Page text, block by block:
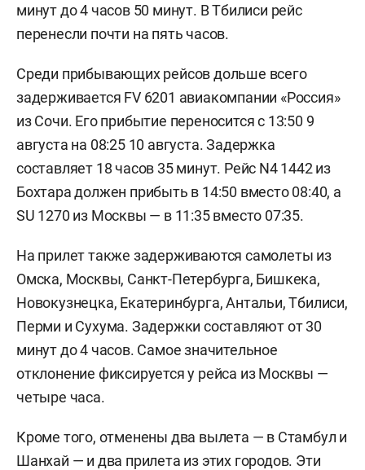
минут до 4 часов 50 минут. В Тбилиси рейс
перенесли почти на пять часов.
Среди прибывающих рейсов дольше всего
задерживается FV 6201 авиакомпании «Россия»
из Сочи. Его прибытие переносится с 13:50 9
августа на 08:25 10 августа. Задержка
составляет 18 часов 35 минут. Рейс N4 1442 из
Бохтара должен прибыть в 14:50 вместо 08:40, а
SU 1270 из Москвы — в 11:35 вместо 07:35.
На прилет также задерживаются самолеты из
Омска, Москвы, Санкт-Петербурга, Бишкека,
Новокузнецка, Екатеринбурга, Антальи, Тбилиси,
Перми и Сухума. Задержки составляют от 30
минут до 4 часов. Самое значительное
отклонение фиксируется у рейса из Москвы —
четыре часа.
Кроме того, отменены два вылета — в Стамбул и
Шанхай — и два прилета из этих городов. Эти